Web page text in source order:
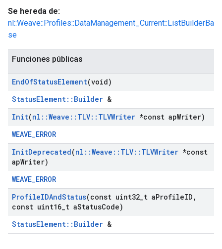
Se hereda de:
nl::Weave::Profiles::DataManagement_Current::ListBuilderBa
se
Funciones públicas
EndOfStatusElement(void)
StatusElement::Builder &
Init(nl ::Weave :: TLV:: TLVWriter *const apWriter)
WEAVE_ERROR
InitDeprecated(nl ::Weave :: TLV:: TLVWriter *const
apWriter)
WEAVE_ERROR
ProfileIDAndStatus(const uint32 t aProfileID ,
const uint16 t aStatusCode)
StatusElement::Builder &